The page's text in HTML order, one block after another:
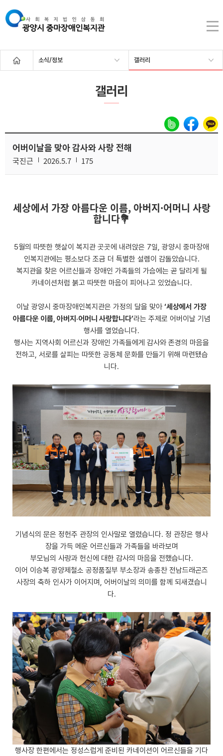
소식/정보 갤러리
갤러리
어버이날을 맞아 감사와 사랑 전해
국진근 2026.5.7 175
세상에서 가장 아름다운 이름, 아버지·어머니 사랑
합니다💐
5월의 따뜻한 햇살이 복지관 곳곳에 내려앉은 7일, 광양시 중마장애
인복지관에는 평소보다 조금 더 특별한 설렘이 감돌았습니다.
복지관을 찾은 어르신들과 장애인 가족들의 가슴에는 곧 달리게 될
카네이션처럼 붉고 따뜻한 마음이 피어나고 있었습니다.
이날 광양시 중마장애인복지관은 가정의 달을 맞아‘세상에서 가장
아름다운 이름, 아버지·어머니 사랑합니다’라는 주제로 어버이날 기념
행사를 열었습니다.
행사는 지역사회 어르신과 장애인 가족들에게 감사와 존경의 마음을
전하고, 서로를 살피는 따뜻한 공동체 문화를 만들기 위해 마련됐습
니다.
기념식의 문은 정헌주 관장의 인사말로 열렸습니다. 정 관장은 행사
장을 가득 메운 어르신들과 가족들을 바라보며
부모님의 사랑과 헌신에 대한 감사의 마음을 전했습니다.
이어 이승복 광양제철소 공정품질부 부소장과 송종찬 전남드래곤즈
사장의 축하 인사가 이어지며, 어버이날의 의미를 함께 되새겼습니
다.
행사장 한편에서는 정성스럽게 준비된 카네이션이 어르신들을 기다